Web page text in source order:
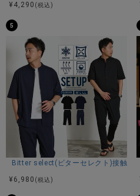
¥ 4,290 (税込)
5
Bitter select(ビターセレクト)接触冷
¥ 6,980 (税込)